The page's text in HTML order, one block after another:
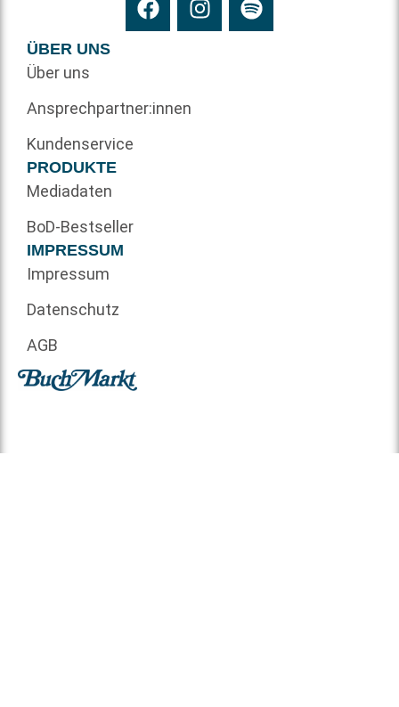
ÜBER UNS
Über uns
Ansprechpartner:innen
Kundenservice
PRODUKTE
Mediadaten
BoD-Bestseller
IMPRESSUM
Impressum
Datenschutz
AGB